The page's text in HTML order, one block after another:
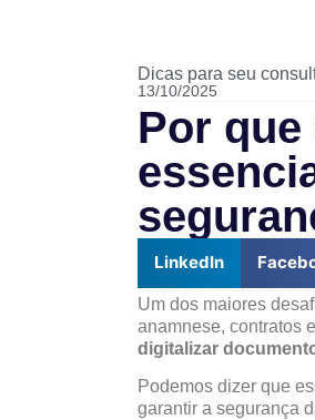
Dicas para seu
13/10/2025
Por
LinkedIn
Um dos maiores
anamnese, contratos
digitalizar
Podemos dizer que
garantir a segurança